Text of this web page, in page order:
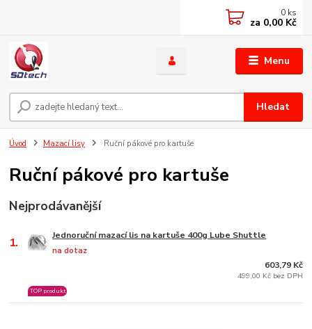
Menu
Hledat
0 ks
za 0,00 Kč
Úvod Mazací lisy Ruční pákové pro kartuše
Ruční pákové pro kartuše
Nejprodávanější
1. Jednoruční mazací lis na kartuše 400g Lube Shuttle
na dotaz
TOP produkt
603,79 Kč
499,00 Kč bez DPH